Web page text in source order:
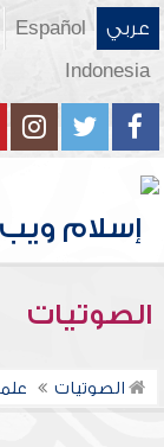
عربي Español
Indonesia
الصوتيات
الصوتيات